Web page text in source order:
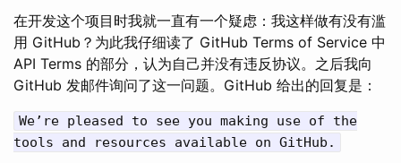
在开发这个项目时我就一直有一个疑虑：我这样做有没有滥
用 GitHub？为此我仔细读了 GitHub Terms of Service 中
API Terms 的部分，认为自己并没有违反协议。之后我向
GitHub 发邮件询问了这一问题。GitHub 给出的回复是：
We’re pleased to see you making use of the
tools and resources available on GitHub.